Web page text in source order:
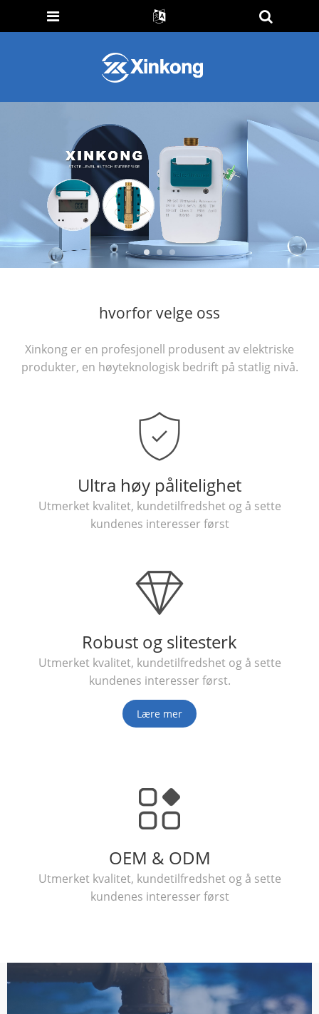
hvorfor velge oss
Xinkong er en profesjonell produsent av elektriske
produkter, en høyteknologisk bedrift på statlig nivå.
Ultra høy pålitelighet
Utmerket kvalitet, kundetilfredshet og å sette
kundenes interesser først
Robust og slitesterk
Utmerket kvalitet, kundetilfredshet og å sette
kundenes interesser først.
Lære mer
OEM & ODM
Utmerket kvalitet, kundetilfredshet og å sette
kundenes interesser først